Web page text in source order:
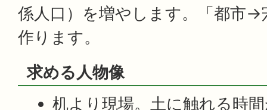
係人口）を増やします。「都市→
作ります。
求める人物像
机より現場。土に触れる時